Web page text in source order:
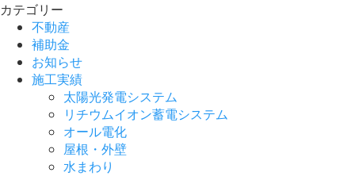
カテゴリー
不動産
補助金
お知らせ
施工実績
太陽光発電システム
リチウムイオン蓄電システム
オール電化
屋根・外壁
水まわり